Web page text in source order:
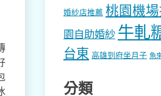
婚紗店推薦 桃園機
園自助婚紗 牛軋
台東 高雄到府坐月子 魚
分類